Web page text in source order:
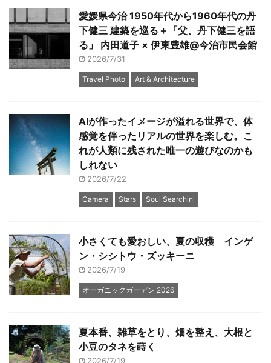
愛媛県今治 1950年代から1960年代の丹
下健三 建築を巡る＋「父、丹下健三を語
る」 内田道子 × 伊東豊雄@今治市民会館
2026/7/31
Travel Photo Art & Architecture
AIが作ったイメージが溢れる世界で、体
感覚を伴ったリアルの世界を楽しむ。こ
れが人類に残された唯一の遊びなのかも
しれない
2026/7/22
Camera Stars Soul Searchin'
小さくても愛おしい、夏の収穫 インゲ
ン・シシトウ・ズッキーニ
2026/7/19
オーガニックガーデン 2026
夏本番、雑草をとり、畑を整え、大根と
小豆のタネを蒔く
2026/7/19